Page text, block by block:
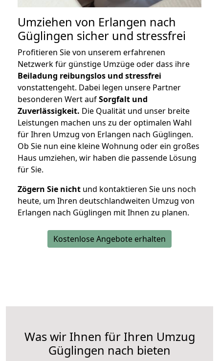
Umziehen von Erlangen nach
Güglingen sicher und stressfrei
Profitieren Sie von unserem erfahrenen
Netzwerk für günstige Umzüge oder dass ihre
Beiladung reibungslos und stressfrei
vonstattengeht. Dabei legen unsere Partner
besonderen Wert aufSorgfalt und
Zuverlässigkeit. Die Qualität und unser breite
Leistungen machen uns zu der optimalen Wahl
für Ihren Umzug von Erlangen nach Güglingen.
Ob Sie nun eine kleine Wohnung oder ein großes
Haus umziehen, wir haben die passende Lösung
für Sie.
Zögern Sie nicht und kontaktieren Sie uns noch
heute, um Ihren deutschlandweiten Umzug von
Erlangen nach Güglingen mit Ihnen zu planen.
Kostenlose Angebote erhalten
Was wir Ihnen für Ihren Umzug
Güglingen nach bieten